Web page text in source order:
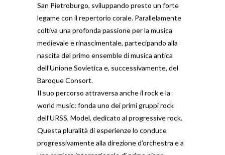
San Pietroburgo, sviluppando presto un forte
legame con il repertorio corale. Parallelamente
coltiva una profonda passione per la musica
medievale e rinascimentale, partecipando alla
nascita del primo ensemble di musica antica
dell’Unione Sovietica e, successivamente, del
Baroque Consort.
Il suo percorso attraversa anche il rock e la
world music: fonda uno dei primi gruppi rock
dell’URSS, Model, dedicato al progressive rock.
Questa pluralità di esperienze lo conduce
progressivamente alla direzione d’orchestra e a